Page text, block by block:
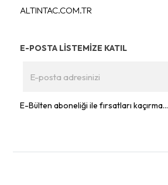
ALTINTAC.COM.TR
E-POSTA LİSTEMİZE KATIL
E-Bülten aboneliği ile fırsatları kaçırma...